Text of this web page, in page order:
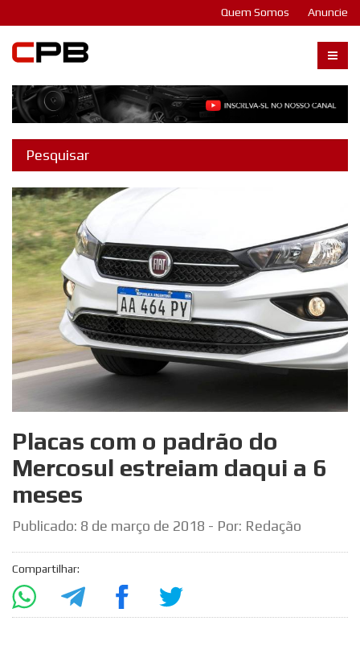
Quem Somos Anuncie
Placas com o padrão do
Mercosul estreiam daqui a 6
meses
Publicado: 8 de março de 2018 - Por: Redação
Compartilhar: